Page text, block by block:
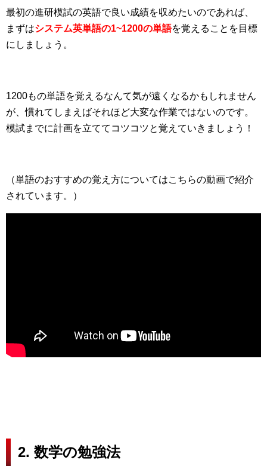
最初の進研模試の英語で良い成績を収めたいのであれば、
まずはシステム英単語の1~1200の単語を覚えることを目標
にしましょう。
1200もの単語を覚えるなんて気が遠くなるかもしれません
が、慣れてしまえばそれほど大変な作業ではないのです。
模試までに計画を立ててコツコツと覚えていきましょう！
（単語のおすすめの覚え方についてはこちらの動画で紹介
されています。）
2. 数学の勉強法